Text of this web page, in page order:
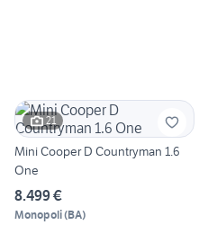
21
Mini Cooper D Countryman 1.6
One
8.499 €
Monopoli(BA)